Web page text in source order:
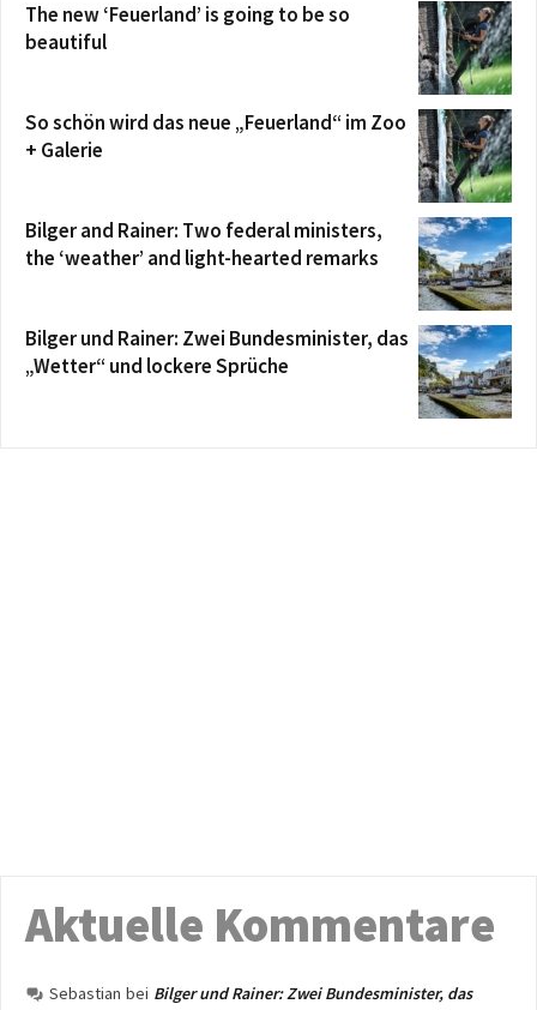
The new ‘Feuerland’ is going to be so
beautiful
So schön wird das neue „Feuerland“ im Zoo
+ Galerie
Bilger and Rainer: Two federal ministers,
the ‘weather’ and light-hearted remarks
Bilger und Rainer: Zwei Bundesminister, das
„Wetter“ und lockere Sprüche
Aktuelle Kommentare
Sebastian bei Bilger und Rainer: Zwei Bundesminister, das